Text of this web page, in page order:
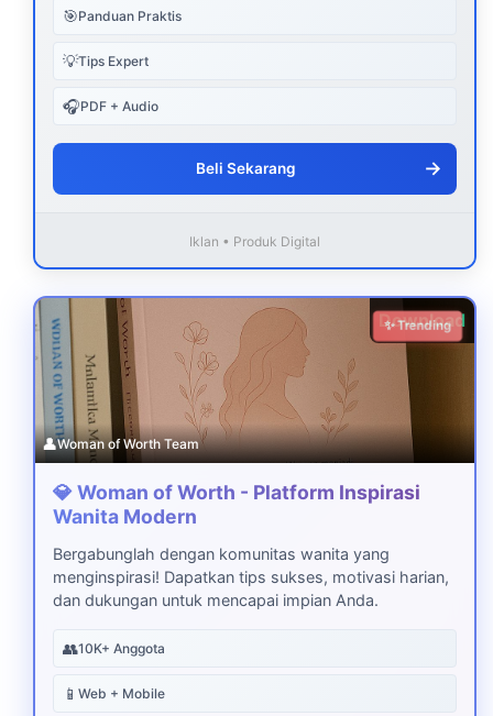
🎯Panduan Praktis
💡Tips Expert
🎧PDF + Audio
Beli Sekarang →
Iklan • Produk Digital
Download
✨ Trending
👤Woman of Worth Team
💎 Woman of Worth - Platform Inspirasi
Wanita Modern
Bergabunglah dengan komunitas wanita yang
menginspirasi! Dapatkan tips sukses, motivasi harian,
dan dukungan untuk mencapai impian Anda.
👥10K+ Anggota
📱 Web + Mobile